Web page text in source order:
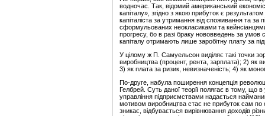
водночас. Так, відомий американський
капіталу», згідно з якою прибуток є
капіталіста за утримання від споживання та за
сформульованих неокласиками та
прогресу, бо в разі браку нововведень за умов
капіталу отримають лише заробітну плату за
У цілому ж П. Самуельсон виділяє такі точки
виробництва (процент, рента, зарплата); 2) як
3) як плата за ризик, невизначеність; 4) як
По-друге, набула поширення концепція
Гелбрей. Суть даної теорії полягає в тому, що
управління підприємствами надається
мотивом виробництва стає не прибуток сам по
зникає, відбувається вирівнювання доходів